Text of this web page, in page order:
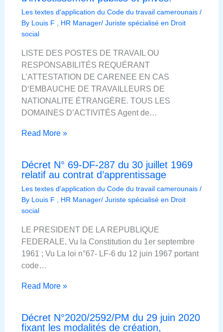
Les textes d'application du Code du travail camerounais/
By Louis F , HR Manager/ Juriste spécialisé en Droit
social
LISTE DES POSTES DE TRAVAIL OU
RESPONSABILITÉS REQUÉRANT
L’ATTESTATION DE CARENEE EN CAS
D‘EMBAUCHE DE TRAVAILLEURS DE
NATIONALITE ÉTRANGÈRE. TOUS LES
DOMAINES D’ACTIVITÉS Agent de…
Read More »
Décret N° 69-DF-287 du 30 juillet 1969
relatif au contrat d’apprentissage
Les textes d'application du Code du travail camerounais/
By Louis F , HR Manager/ Juriste spécialisé en Droit
social
LE PRESIDENT DE LA REPUBLIQUE
FEDERALE, Vu la Constitution du 1er septembre
1961 ; Vu La loi n°67- LF-6 du 12 juin 1967 portant
code…
Read More »
Décret N°2020/2592/PM du 29 juin 2020
fixant les modalités de création,